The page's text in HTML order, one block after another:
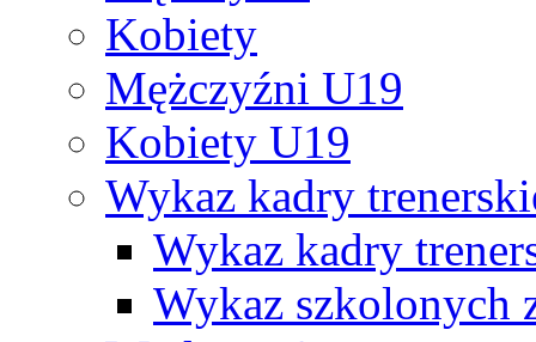
Kobiety
Mężczyźni U19
Kobiety U19
Wykaz kadry
Wykaz kadry
Wykaz szkolonych